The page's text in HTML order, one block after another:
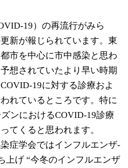
19）の再流行がみら
新が報じられています。東
市を中心に市中感染と思わ
想されていたより早い時期
19に対する診療およ
れているところです。特に
ンにおけるCOVID-19診療
てくると思われます。
症学会ではインフルエンザ-
上げ “今冬のインフルエンザ